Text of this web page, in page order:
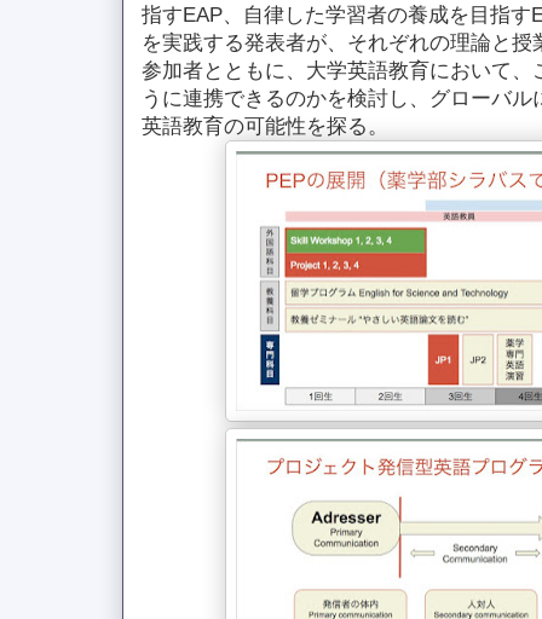
指すEAP、自律した学習者の養成を目指す
を実践する発表者が、それぞれの理論と
参加者とともに、大学英語教育において
うに連携できるのかを検討し、グローバ
英語教育の可能性を探る。